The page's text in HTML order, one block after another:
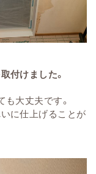
付けました。
大丈夫です。
に仕上げることが